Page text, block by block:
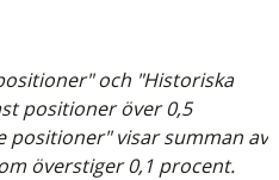
och "Historiska
positioner över 0,5
positioner" visar summan av
överstiger 0,1 procent.